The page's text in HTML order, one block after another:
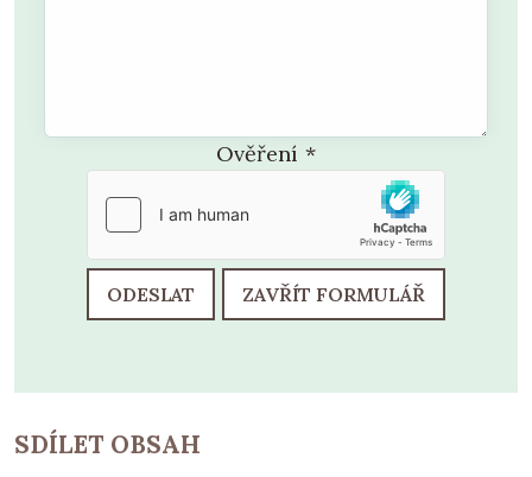
Ověření *
ODESLAT ZAVŘÍT FORMULÁŘ
SDÍLET OBSAH